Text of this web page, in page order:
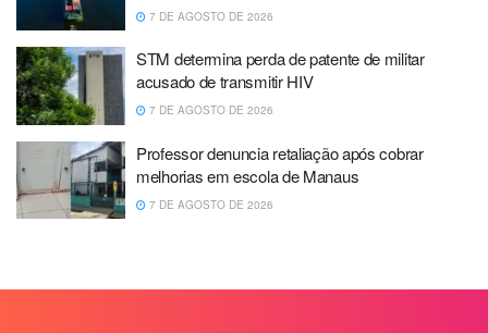
7 DE AGOSTO DE 2026
STM determina perda de patente de militar
acusado de transmitir HIV
7 DE AGOSTO DE 2026
Professor denuncia retaliação após cobrar
melhorias em escola de Manaus
7 DE AGOSTO DE 2026